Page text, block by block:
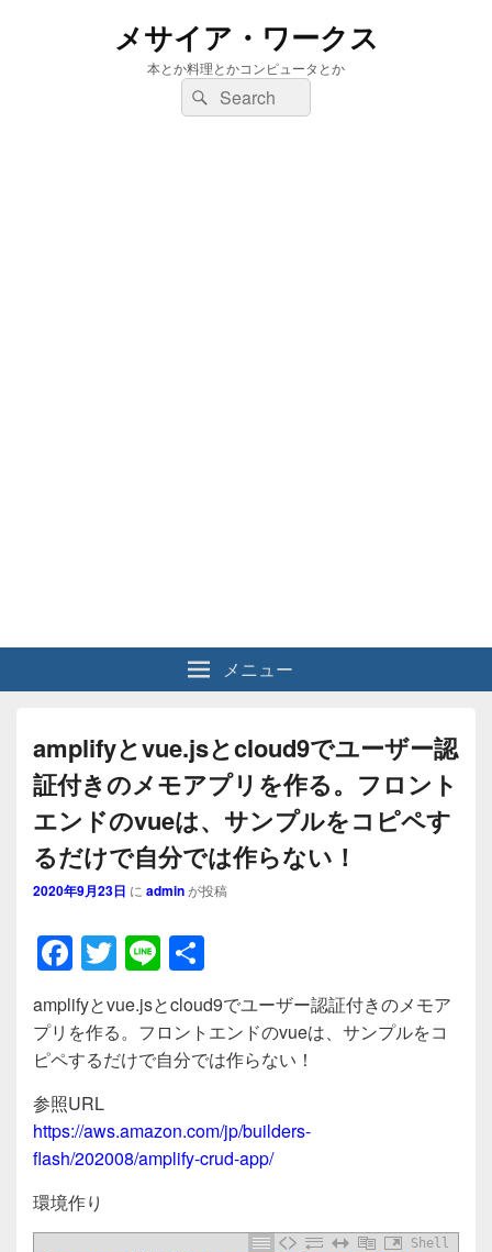
メサイア・ワークス
本とか料理とかコンピュータとか
検
索:
検
索
メニュー
amplifyとvue.jsとcloud9でユーザー認
証付きのメモアプリを作る。フロント
エンドのvueは、サンプルをコピペす
るだけで自分では作らない！
2020年9月23日 に adminが投稿
F
a
c
e
b
o
o
k
T
wi
tt
er
Li
n
e
有
amplifyとvue.jsとcloud9でユーザー認証付きのメモア
プリを作る。フロントエンドのvueは、サンプルをコ
ピペするだけで自分では作らない！
参照URL
https://aws.amazon.com/jp/builders-
flash/202008/amplify-crud-app/
環境作り
Shell